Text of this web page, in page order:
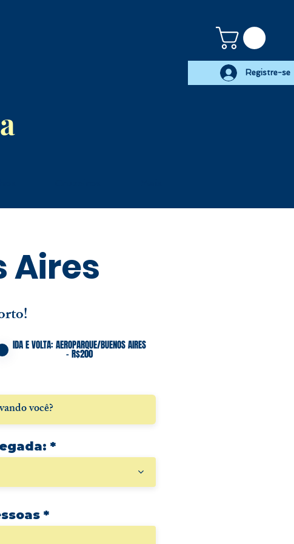
Registre-se
Aires
IDA E VOLTA: AEROPARQUE/BUENOS AIRES
- R$200